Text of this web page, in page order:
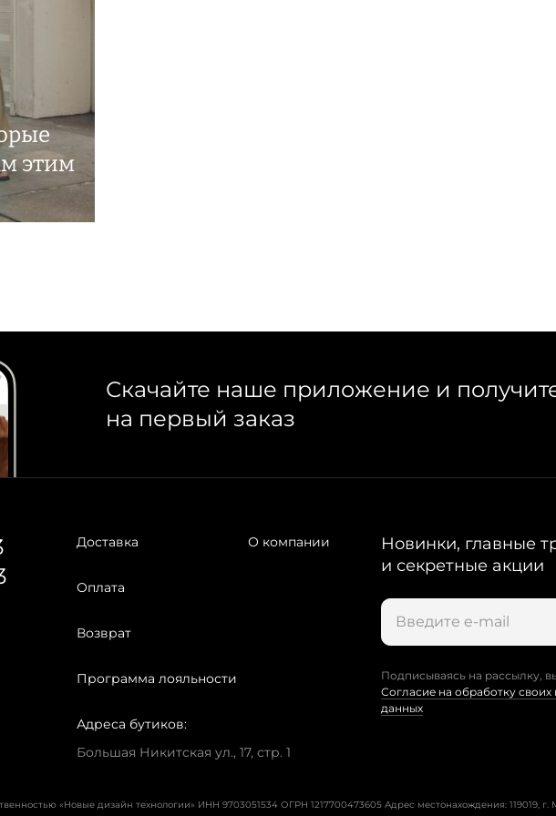
этим
Скачайте наше приложение и
на первый заказ
Доставка
Оплата
Возврат
Программа лояльности
О компании
Адреса бутиков:
Большая Никитская ул., 17, стр. 1
Новинки, главные
и секретные акции
Подписываясь на рассылку,
Согласие на обработку
данных
«Новые дизайн технологии» ИНН 9703051534 ОГРН 1217700473605 Адрес местонахождения: 119019,